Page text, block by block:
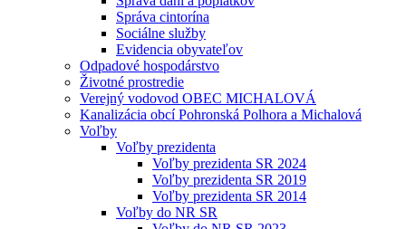
Správa cintorína
Sociálne služby
Evidencia obyvateľov
Odpadové hospodárstvo
Životné prostredie
Verejný vodovod OBEC MICHALOVÁ
Kanalizácia obcí Pohronská Polhora a Michalová
Voľby
Voľby prezidenta
Voľby prezidenta SR 2024
Voľby prezidenta SR 2019
Voľby prezidenta SR 2014
Voľby do NR SR